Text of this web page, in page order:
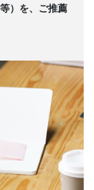
）を、ご推薦